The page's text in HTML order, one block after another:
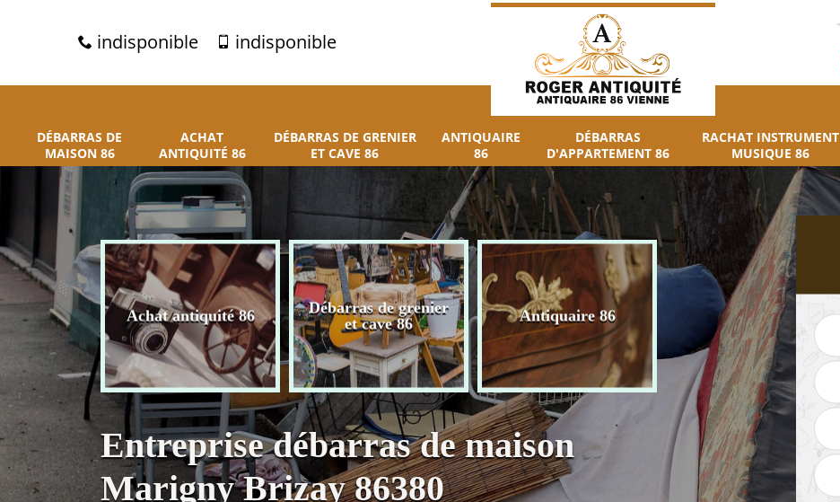
indisponible indisponible
DÉBARRAS DE
MAISON 86
ACHAT
ANTIQUITÉ 86
DÉBARRAS DE GRENIER
ET CAVE 86
ANTIQUAIRE
86
DÉBARRAS
D'APPARTEMENT 86
RACHAT INSTRUMENT
MUSIQUE 86
maison
Achat antiquité 86
Débarras de grenier
et cave 86
Antiquaire 86
Débarras
d'appartement 86
Entreprise débarras de maison
Marigny Brizay 86380